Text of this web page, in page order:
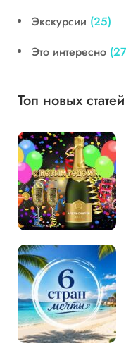
Экскурсии (25)
Это интересно
Топ новых статей